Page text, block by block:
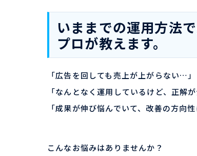
いままでの運用方法
プロが教えます。
「広告を回しても売上が上がらない…」
「なんとなく運用しているけど、正解
「成果が伸び悩んでいて、改善の方向
こんなお悩みはありませんか？